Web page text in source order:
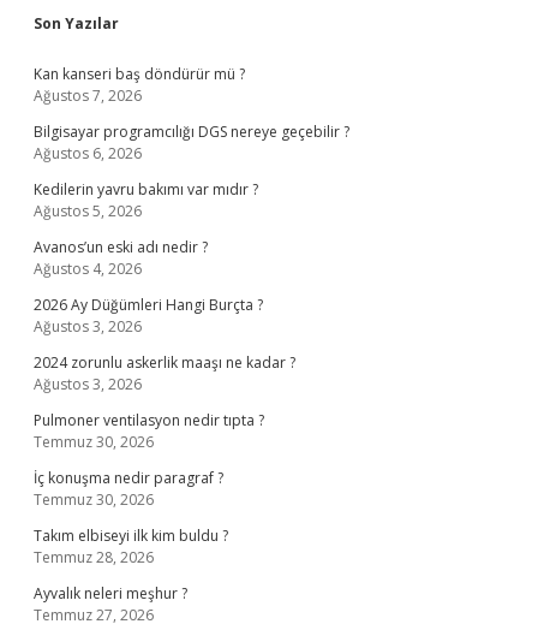
Sidebar
Son Yazılar
Kan kanseri baş döndürür mü ?
Ağustos 7, 2026
Bilgisayar programcılığı DGS nereye geçebilir ?
Ağustos 6, 2026
Kedilerin yavru bakımı var mıdır ?
Ağustos 5, 2026
Avanos’un eski adı nedir ?
Ağustos 4, 2026
2026 Ay Düğümleri Hangi Burçta ?
Ağustos 3, 2026
2024 zorunlu askerlik maaşı ne kadar ?
Ağustos 3, 2026
Pulmoner ventilasyon nedir tıpta ?
Temmuz 30, 2026
İç konuşma nedir paragraf ?
Temmuz 30, 2026
Takım elbiseyi ilk kim buldu ?
Temmuz 28, 2026
Ayvalık neleri meşhur ?
Temmuz 27, 2026